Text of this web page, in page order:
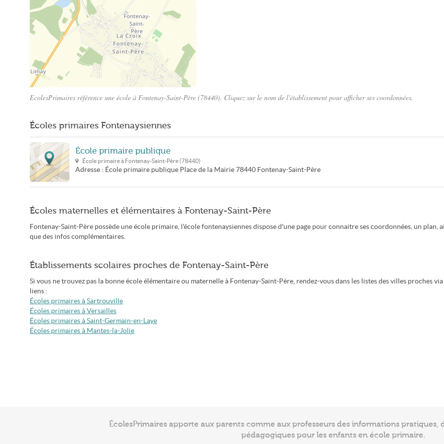
EcolesPrimaires référence une école à Fontenay-Saint-Père (78440). Cliquez sur le nom de l'établissement pour afficher ses coordonnées.
Écoles primaires Fontenaysiennes
École primaire publique
École primaire à Fontenay-Saint-Père (78440)
Adresse : École primaire publique Place de la Mairie 78440 Fontenay-Saint-Père
Écoles maternelles et élémentaires à Fontenay-Saint-Père
Fontenay-Saint-Père possède une école primaire, l'école fontenaysiennes dispose d'une page pour connaitre ses coordonnées, un plan,
que des infos complémentaires.
Établissements scolaires proches de Fontenay-Saint-Père
Si vous ne trouvez pas la bonne école élémentaire ou maternelle à Fontenay-Saint-Père, rendez-vous dans les listes des villes proches via
liens :
Écoles primaires à Sartrouville
Écoles primaires à Versailles
Écoles primaires à Saint-Germain-en-Laye
Écoles primaires à Mantes-la-Jolie
ÉcolesPrimaires apporte aux parents comme aux professeurs des informations pratiques,
pédagogiques pour les enfants en école primaire.